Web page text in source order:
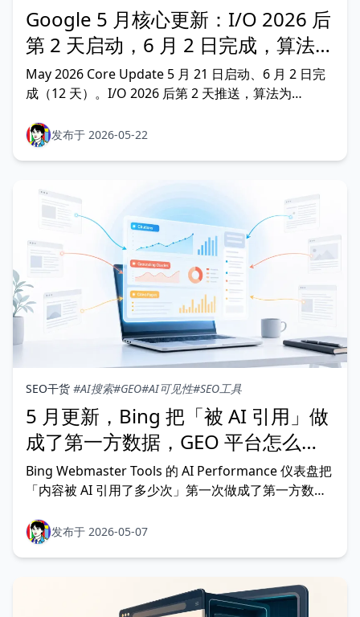
Google 5 月核心更新：I/O 2026 后
第 2 天启动，6 月 2 日完成，算法为
Gemini 3.5 重新筛 AI 引用素材
May 2026 Core Update 5 月 21 日启动、6 月 2 日完
成（12 天）。I/O 2026 后第 2 天推送，算法为
材：独特视角、非商品化、主要内容组织清晰。终版补
充波动峰值、AI spam 承压观察与推送后内容策略验
发布于 2026-05-22
SEO干货 #AI搜索#GEO#AI可见性#SEO工具
5 月更新，Bing 把「被 AI 引用」做
成了第一方数据，GEO 平台怎么
选？
Bing Webmaster Tools 的 AI Performance 仪表盘把
「内容被 AI 引用了多少次」第一次做成了第一方数
Citation Share 为什么是新的「声音份额」，给站长五
件今天就能做的事。
发布于 2026-05-07